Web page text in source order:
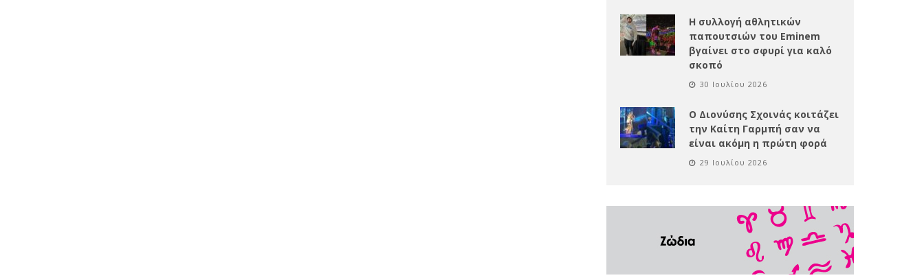
Η συλλογή αθλητικών
παπουτσιών του Eminem
βγαίνει στο σφυρί για καλό
σκοπό
30 Ιουλίου 2026
Ο Διονύσης Σχοινάς κοιτάζει
την Καίτη Γαρμπή σαν να
είναι ακόμη η πρώτη φορά
29 Ιουλίου 2026